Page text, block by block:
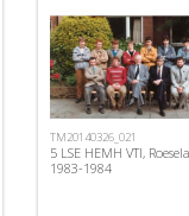
TM20140326_021
5 LSE HEMH VTI,
1983-1984